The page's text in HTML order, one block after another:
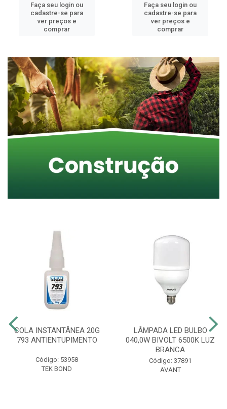
Faça seu login ou
cadastre-se para
ver preços e
comprar
Faça seu login ou
cadastre-se para
ver preços e
comprar
COLA INSTANTÂNEA 20G
793 ANTIENTUPIMENTO
Código: 53958
TEK BOND
LÂMPADA LED BULBO
040,0W BIVOLT 6500K LUZ
BRANCA
Código: 37891
AVANT